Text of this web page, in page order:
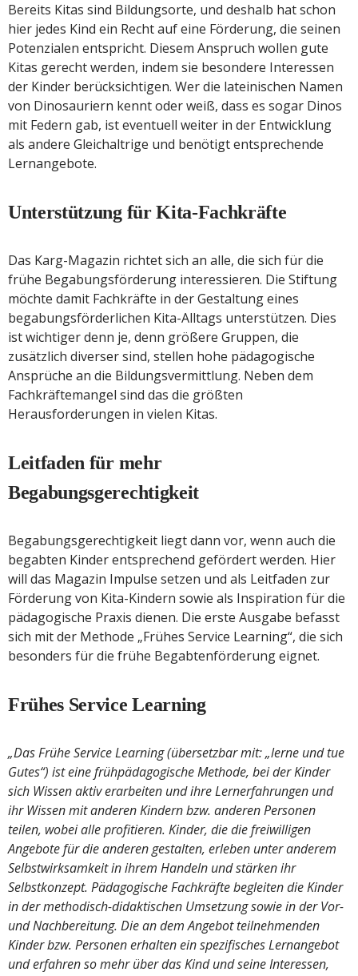
Bereits Kitas sind Bildungsorte, und deshalb hat schon
hier jedes Kind ein Recht auf eine Förderung, die seinen
Potenzialen entspricht. Diesem Anspruch wollen gute
Kitas gerecht werden, indem sie besondere Interessen
der Kinder berücksichtigen. Wer die lateinischen Namen
von Dinosauriern kennt oder weiß, dass es sogar Dinos
mit Federn gab, ist eventuell weiter in der Entwicklung
als andere Gleichaltrige und benötigt entsprechende
Lernangebote.
Unterstützung für Kita-Fachkräfte
Das Karg-Magazin richtet sich an alle, die sich für die
frühe Begabungsförderung interessieren. Die Stiftung
möchte damit Fachkräfte in der Gestaltung eines
begabungsförderlichen Kita-Alltags unterstützen. Dies
ist wichtiger denn je, denn größere Gruppen, die
zusätzlich diverser sind, stellen hohe pädagogische
Ansprüche an die Bildungsvermittlung. Neben dem
Fachkräftemangel sind das die größten
Herausforderungen in vielen Kitas.
Leitfaden für mehr
Begabungsgerechtigkeit
Begabungsgerechtigkeit liegt dann vor, wenn auch die
begabten Kinder entsprechend gefördert werden. Hier
will das Magazin Impulse setzen und als Leitfaden zur
Förderung von Kita-Kindern sowie als Inspiration für die
pädagogische Praxis dienen. Die erste Ausgabe befasst
sich mit der Methode „Frühes Service Learning“, die sich
besonders für die frühe Begabtenförderung eignet.
Frühes Service Learning
„Das Frühe Service Learning (übersetzbar mit: „lerne und tue
Gutes“) ist eine frühpädagogische Methode, bei der Kinder
sich Wissen aktiv erarbeiten und ihre Lernerfahrungen und
ihr Wissen mit anderen Kindern bzw. anderen Personen
teilen, wobei alle profitieren. Kinder, die die freiwilligen
Angebote für die anderen gestalten, erleben unter anderem
Selbstwirksamkeit in ihrem Handeln und stärken ihr
Selbstkonzept. Pädagogische Fachkräfte begleiten die Kinder
in der methodisch-didaktischen Umsetzung sowie in der Vor-
und Nachbereitung. Die an dem Angebot teilnehmenden
Kinder bzw. Personen erhalten ein spezifisches Lernangebot
und erfahren so mehr über das Kind und seine Interessen,